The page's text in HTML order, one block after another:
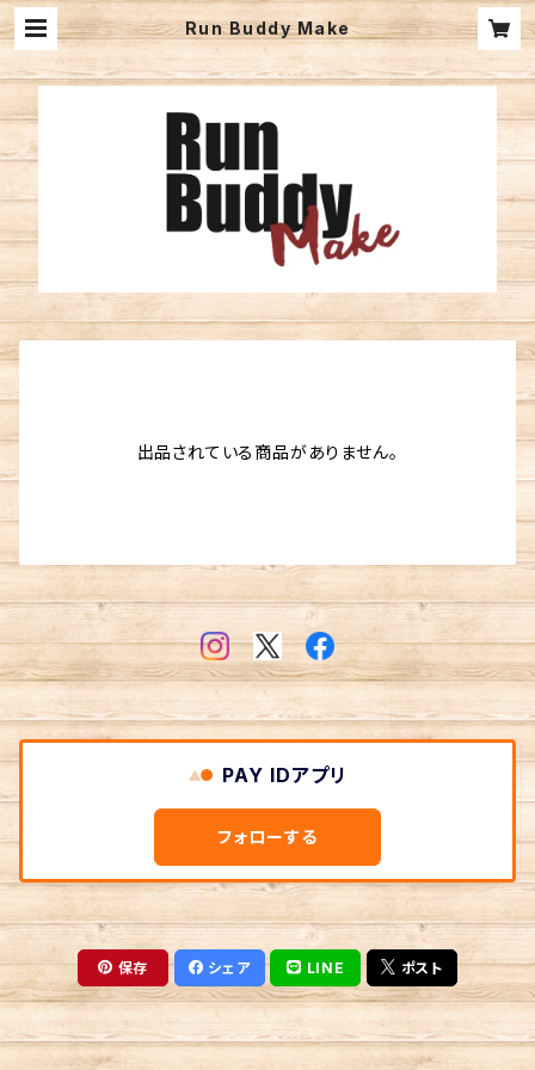
Run Buddy Make
出品されている商品がありません。
PAY IDアプリ
フォローする
保存 シェア LINE ポスト